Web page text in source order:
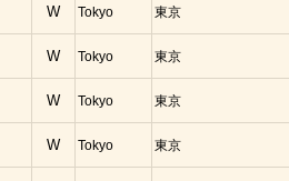
W Tokyo 東京
W Tokyo 東京
W Tokyo 東京
W Tokyo 東京